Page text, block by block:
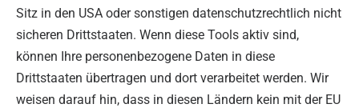
Sitz in den USA oder sonstigen datenschutzrechtlich nicht
sicheren Drittstaaten. Wenn diese Tools aktiv sind,
können Ihre personenbezogene Daten in diese
Drittstaaten übertragen und dort verarbeitet werden. Wir
weisen darauf hin, dass in diesen Ländern kein mit der EU